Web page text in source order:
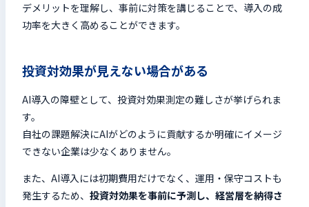
デメリットを理解し、事前に対策を講じることで、導入の成
功率を大きく高めることができます。
投資対効果が見えない場合がある
AI導入の障壁として、投資対効果測定の難しさが挙げられま
す。
自社の課題解決にAIがどのように貢献するか明確にイメージ
できない企業は少なくありません。
また、AI導入には初期費用だけでなく、運用・保守コストも
発生するため、 投資対効果を事前に予測し、経営層を納得さ